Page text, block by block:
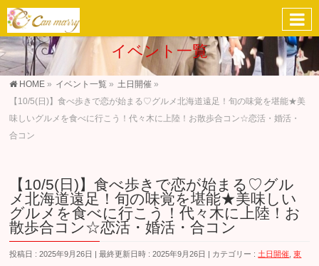
イベント一覧
HOME » イベント一覧 » 土日開催 »
【10/5(日)】食べ歩きで恋が始まる♡グルメ北海道遠足！旬の味覚を堪能★美
味しいグルメを食べに行こう！代々木に上陸！お散歩合コン☆恋活・婚活・
合コン
【10/5(日)】食べ歩きで恋が始まる♡グル
メ北海道遠足！旬の味覚を堪能★美味しい
グルメを食べに行こう！代々木に上陸！お
散歩合コン☆恋活・婚活・合コン
投稿日 : 2025年9月26日 最終更新日時 : 2025年9月26日 カテゴリー : 土日開催 ,東